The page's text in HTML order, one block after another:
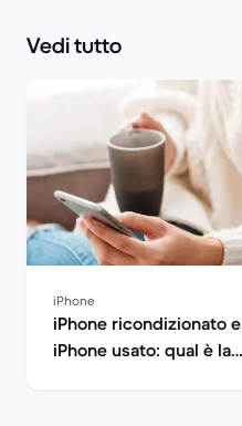
Vedi tutto
iPhone
iPhone ricondizionato e
iPhone usato: qual è la